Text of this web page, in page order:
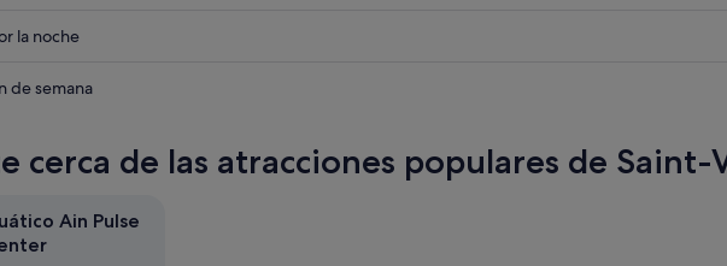
la noche
de semana
cerca de las atracciones populares de Saint-
Ain Pulse